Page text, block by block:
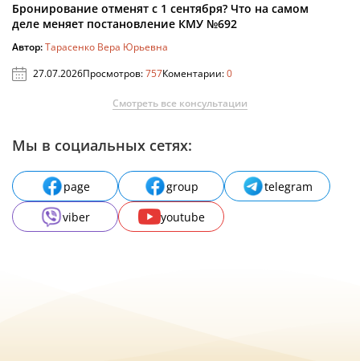
Бронирование отменят с 1 сентября? Что на самом
деле меняет постановление КМУ №692
Автор:Тарасенко Вера Юрьевна
27.07.2026Просмотров:757Коментарии:0
Смотреть все консультации
Мы в социальных сетях:
page group
telegram
viber
youtube